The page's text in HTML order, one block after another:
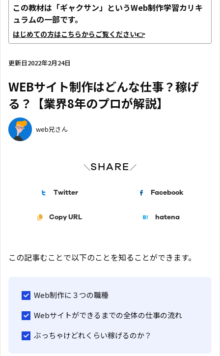
この教材は「ギャクサン」というWeb制作学習カリキ
ュラムの一部です。
はじめての方はこちらからご覧ください👉
更新日2022年2月24日
WEBサイト制作はどんな仕事？稼げ
る？【業界8年のプロが解説】
web兄さん
＼SHARE／
Twitter Facebook
Copy URL hatena
この記事むことで以下のことを知ることができます。
Web制作に３つの職種
Webサイトができるまでの全体の仕事の流れ
ぶっちゃけどれくらい稼げるのか？